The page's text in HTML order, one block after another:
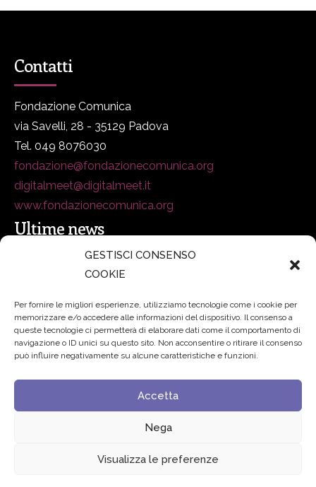
GESTISCI CONSENSO
COOKIE
Per fornire le migliori esperienze, utilizziamo tecnologie come i cookie per
memorizzare e/o accedere alle informazioni del dispositivo. Il consenso a
queste tecnologie ci permetterà di elaborare dati come il comportamento di
navigazione o ID unici su questo sito. Non acconsentire o ritirare il consenso
può influire negativamente su alcune caratteristiche e funzioni.
Accetta
Nega
Visualizza le preferenze
Contatti
Fondazione Comunica
via Savelli, 28 - 35129 Padova
Tel. 049 8076030
fondazione@fondazionecomunica.org
digitalmeet@digitalmeet.it
www.fondazionecomunica.org
Ultime news
secsolutionforum 2026: è Bologna la nuova capitale
Padre Benanti: «Intelligenza artificiale? Contro i nuovi
algoritmi del potere serve una governance condivisa»
Edvance – Digital Education Hub Higher Education